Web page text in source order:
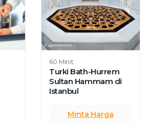
60 Minit
Turki Bath-Hurrem
Sultan Hammam di
Istanbul
Minta Harga